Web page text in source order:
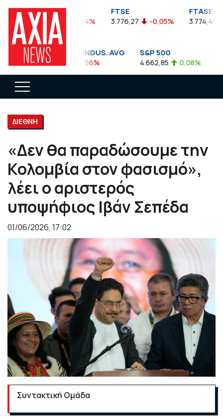
FTSEA
899,47 -0,04%
FTSE
3.776,27 -0,05%
FTASE
3.774,48
DOW JONES INDUS. AVG
35.911,81 -0,56%
S&P 500
4.662,85 0,08%
ΔΙΕΘΝΗ
«Δεν θα παραδώσουμε την
Κολομβία στον φασισμό»,
λέει ο αριστερός
υποψήφιος Ιβάν Σεπέδα
01/06/2026, 17:02
Συντακτική Ομάδα